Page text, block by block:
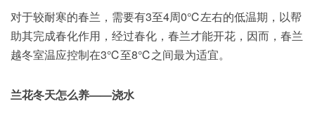
对于较耐寒的春兰，需要有3至4周0℃左右的低温期，以帮
助其完成春化作用，经过春化，春兰才能开花，因而，春兰
越冬室温应控制在3℃至8℃之间最为适宜。
兰花冬天怎么养——浇水